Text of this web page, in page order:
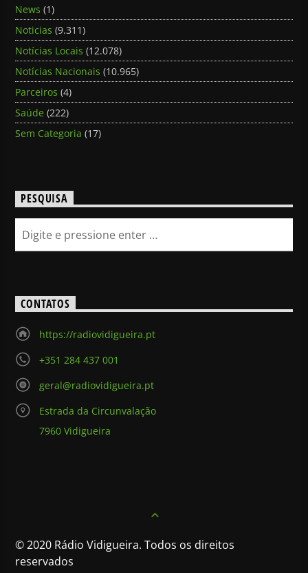
News (1)
Noticias (9.311)
Notícias Locais (12.078)
Notícias Nacionais (10.965)
Parceiros (4)
Saúde (222)
Sem Categoria (17)
PESQUISA
CONTATOS
https://radiovidigueira.pt
+351 284 437 001
geral@radiovidigueira.pt
Estrada da Circunvalação
7960 Vidigueira
© 2020 Rádio Vidigueira. Todos os direitos
reservados